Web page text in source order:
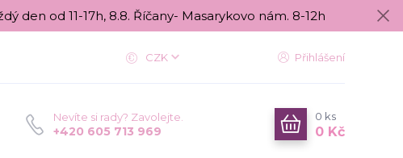
den od 11-17h, 8.8. Říčany- Masarykovo nám. 8-12h
CZK Přihlášení
Nevíte si rady? Zavolejte.
+420 605 713 969
0 ks
0 Kč